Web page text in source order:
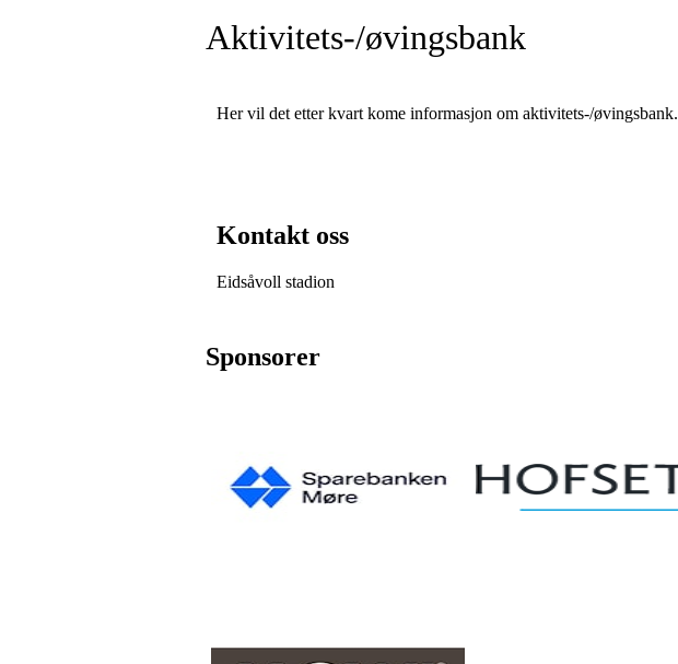
Aktivitets-/øvingsbank
Her vil det etter kvart kome informasjon om aktivitets-/øvingsbank.
Kontakt oss
Eidsåvoll stadion
Sponsorer